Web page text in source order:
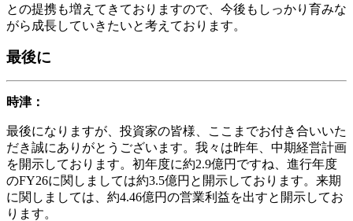
との提携も増えてきておりますので、今後もしっかり育みな
がら成長していきたいと考えております。
最後に
時津：
最後になりますが、投資家の皆様、ここまでお付き合いいた
だき誠にありがとうございます。我々は昨年、中期経営計画
を開示しております。初年度に約2.9億円ですね、進行年度
のFY26に関しましては約3.5億円と開示しております。来期
に関しましては、約4.46億円の営業利益を出すと開示してお
ります。